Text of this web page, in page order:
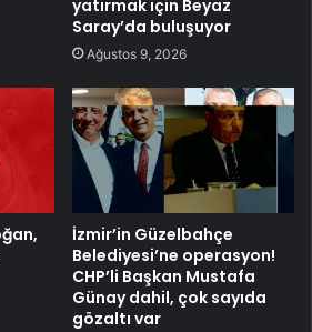
yatırmak için Beyaz
Saray’da buluşuyor
Ağustos 9, 2026
İzmir’in Güzelbahçe
Belediyesi’ne operasyon!
CHP’li Başkan Mustafa
Günay dahil, çok sayıda
gözaltı var